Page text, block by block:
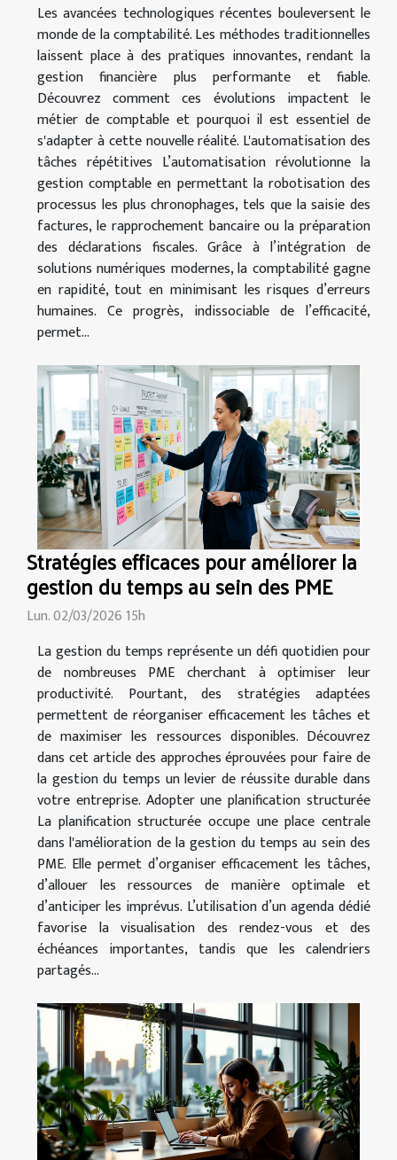
Les avancées technologiques récentes bouleversent le
monde de la comptabilité. Les méthodes traditionnelles
laissent place à des pratiques innovantes, rendant la
gestion financière plus performante et fiable.
Découvrez comment ces évolutions impactent le
métier de comptable et pourquoi il est essentiel de
s'adapter à cette nouvelle réalité. L'automatisation des
tâches répétitives L’automatisation révolutionne la
gestion comptable en permettant la robotisation des
processus les plus chronophages, tels que la saisie des
factures, le rapprochement bancaire ou la préparation
des déclarations fiscales. Grâce à l’intégration de
solutions numériques modernes, la comptabilité gagne
en rapidité, tout en minimisant les risques d’erreurs
humaines. Ce progrès, indissociable de l’efficacité,
permet...
Stratégies efficaces pour améliorer la
gestion du temps au sein des PME
Lun. 02/03/2026 15h
La gestion du temps représente un défi quotidien pour
de nombreuses PME cherchant à optimiser leur
productivité. Pourtant, des stratégies adaptées
permettent de réorganiser efficacement les tâches et
de maximiser les ressources disponibles. Découvrez
dans cet article des approches éprouvées pour faire de
la gestion du temps un levier de réussite durable dans
votre entreprise. Adopter une planification structurée
La planification structurée occupe une place centrale
dans l'amélioration de la gestion du temps au sein des
PME. Elle permet d’organiser efficacement les tâches,
d’allouer les ressources de manière optimale et
d’anticiper les imprévus. L’utilisation d’un agenda dédié
favorise la visualisation des rendez-vous et des
échéances importantes, tandis que les calendriers
partagés...